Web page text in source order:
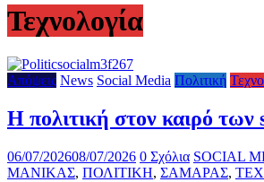
Τεχνολογία
Απόψεις News Social Media Πολιτική
Η πολιτική στον καιρό
06/07/202608/07/2026 0 Σχόλια SOCIAL
ΜΑΝΙΚΑΣ, ΠΟΛΙΤΙΚΗ, ΣΑΜΑΡΑΣ,